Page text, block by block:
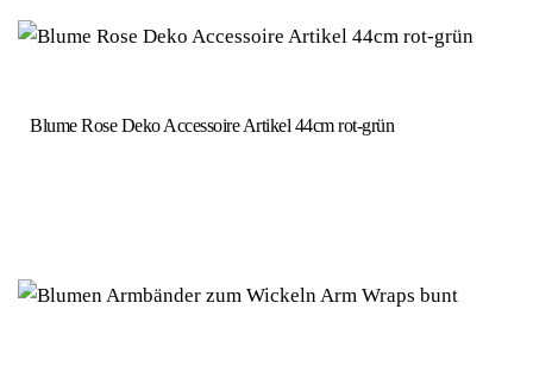
Blume Rose Deko Accessoire Artikel 44cm rot-grün